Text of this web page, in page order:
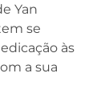
Yan
se
às
a sua